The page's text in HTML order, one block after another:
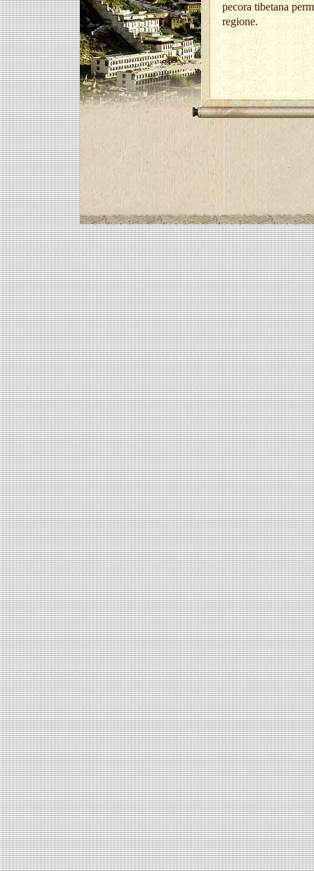
pecora tibetana
regione.